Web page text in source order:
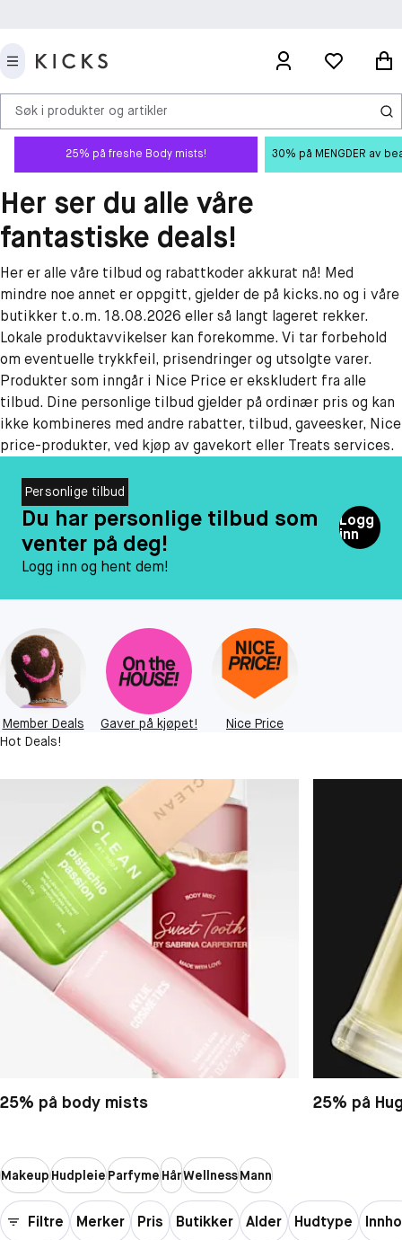
Søk i produkter og artikler
25% på freshe Body mists! 30% på MENGDER av
Her ser du alle våre
fantastiske deals!
Her er alle våre tilbud og rabattkoder akkurat nå! Med
mindre noe annet er oppgitt, gjelder de på kicks.no og i våre
butikker t.o.m. 18.08.2026 eller så langt lageret rekker.
Lokale produktavvikelser kan forekomme. Vi tar forbehold
om eventuelle trykkfeil, prisendringer og utsolgte varer.
Produkter som inngår i Nice Price er ekskludert fra alle
tilbud. Dine personlige tilbud gjelder på ordinær pris og kan
ikke kombineres med andre rabatter, tilbud, gaveesker, Nice
price-produkter, ved kjøp av gavekort eller Treats services.
Personlige tilbud
Du har personlige tilbud som
venter på deg!
Logg inn og hent dem!
Logg
inn
Member Deals Gaver på kjøpet!
Nice Price
Hot Deals!
25% på body mists 25% på
MakeupHudpleieParfymeHårWellnessMann
Filtre Merker Pris Butikker Alder Hudtype